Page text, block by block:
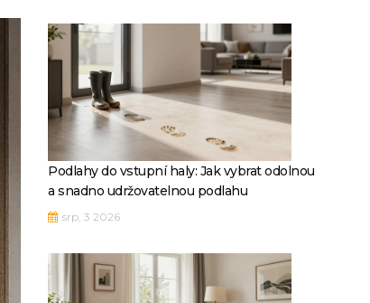
Podlahy do vstupní haly: Jak vybrat odolnou
a snadno udržovatelnou podlahu
srp, 3 2026